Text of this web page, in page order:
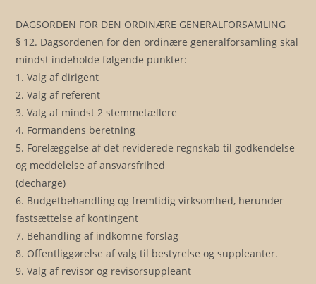
DAGSORDEN FOR DEN ORDINÆRE GENERALFORSAMLING
§ 12. Dagsordenen for den ordinære generalforsamling skal
mindst indeholde følgende punkter:
1. Valg af dirigent
2. Valg af referent
3. Valg af mindst 2 stemmetællere
4. Formandens beretning
5. Forelæggelse af det reviderede regnskab til godkendelse
og meddelelse af ansvarsfrihed
(decharge)
6. Budgetbehandling og fremtidig virksomhed, herunder
fastsættelse af kontingent
7. Behandling af indkomne forslag
8. Offentliggørelse af valg til bestyrelse og suppleanter.
9. Valg af revisor og revisorsuppleant